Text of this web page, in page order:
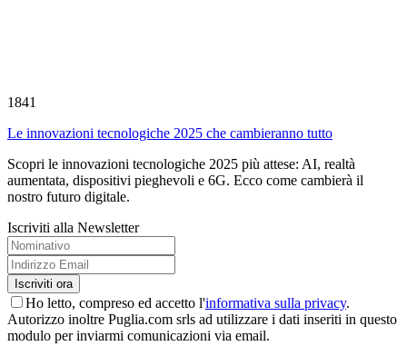
1841
Le innovazioni tecnologiche 2025 che cambieranno tutto
Scopri le innovazioni tecnologiche 2025 più attese: AI, realtà
aumentata, dispositivi pieghevoli e 6G. Ecco come cambierà il
nostro futuro digitale.
Iscriviti alla Newsletter
Ho letto, compreso ed accetto l'informativa sulla privacy.
Autorizzo inoltre Puglia.com srls ad utilizzare i dati inseriti in questo
modulo per inviarmi comunicazioni via email.